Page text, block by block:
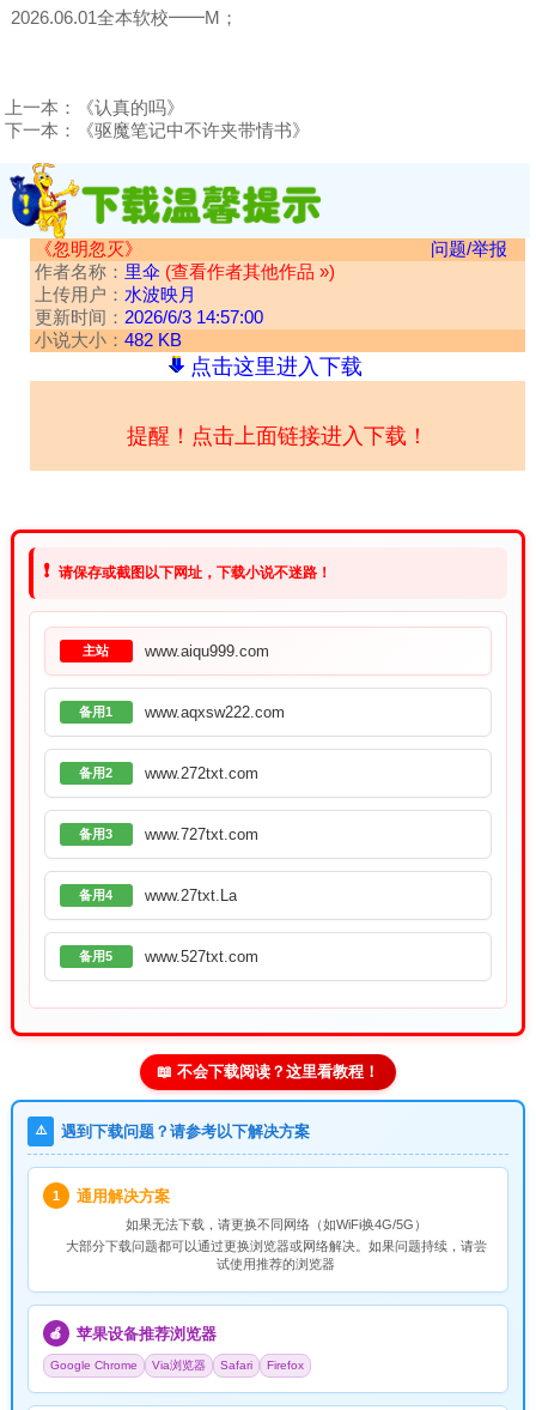
2026.06.01全本软校━━M；
上一本：
《认真的吗》
下一本：
《驱魔笔记中不许夹带情书》
《忽明忽灭》
问题/举报
作者名称： 里伞 (查看作者其他作品 »)
上传用户： 水波映月
更新时间： 2026/6/3 14:57:00
小说大小： 482 KB
点击这里进入下载
提醒！点击上面链接进入下载！
❗ 请保存或截图以下网址，下载小说不迷路！
主站 www.aiqu999.com
备用1 www.aqxsw222.com
备用2 www.272txt.com
备用3 www.727txt.com
备用4 www.27txt.La
备用5 www.527txt.com
📖 不会下载阅读？这里看教程！
⚠️ 遇到下载问题？请参考以下解决方案
1 通用解决方案
如果无法下载，请更换不同网络（如WiFi换4G/5G）
大部分下载问题都可以通过更换浏览器或网络解决。如果问题持续，请尝
试使用推荐的浏览器
🍎 苹果设备推荐浏览器
Google Chrome Via浏览器 Safari Firefox